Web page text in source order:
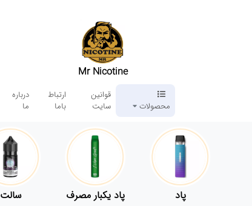
Mr Nicotine
محصولات
قوانین
سایت
ارتباط
باما
درباره
ما
پاد پاد یکبار مصرف سالت